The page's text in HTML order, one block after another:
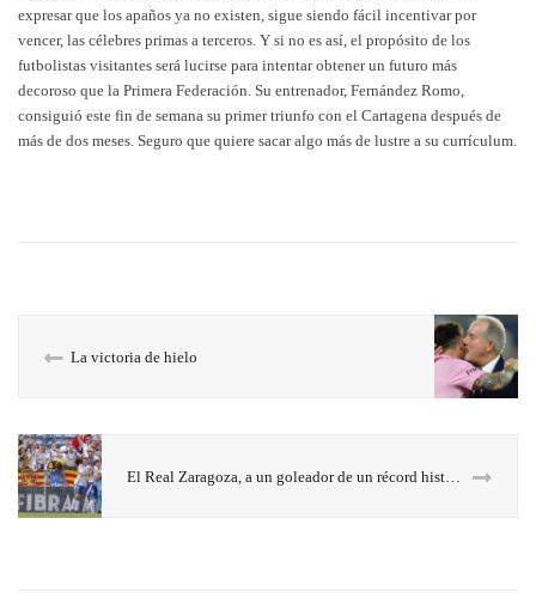
expresar que los apaños ya no existen, sigue siendo fácil incentivar por
vencer, las célebres primas a terceros. Y si no es así, el propósito de los
futbolistas visitantes será lucirse para intentar obtener un futuro más
decoroso que la Primera Federación. Su entrenador, Fernández Romo,
consiguió este fin de semana su primer triunfo con el Cartagena después de
más de dos meses. Seguro que quiere sacar algo más de lustre a su currículum.
La victoria de hielo
El Real Zaragoza, a un goleador de un récord histórico